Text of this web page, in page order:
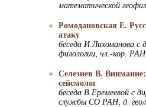
математической
Ромодановская Е.
атаку
беседа И.Лихоманова
филологии, чл.-кор.
Селезнев В.
сейсмолог
беседа В.Еремеевой с
службы СО РАН, д.